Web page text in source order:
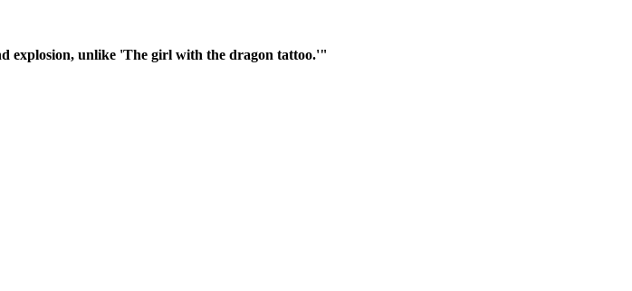
explosion, unlike 'The girl with the dragon tattoo.'"